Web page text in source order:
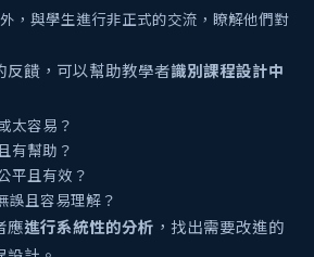
，與學生進行非正式的交流，瞭解他們對
反饋，可以幫助教學者識別課程設計中
太容易？
有幫助？
平且有效？
誤且容易理解？
應進行系統性的分析 ，找出需要改進的